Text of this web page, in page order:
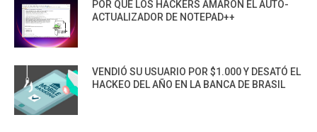
POR QUÉ LOS HACKERS AMARON EL AUTO-
ACTUALIZADOR DE NOTEPAD++
VENDIÓ SU USUARIO POR $1.000 Y DESATÓ EL
HACKEO DEL AÑO EN LA BANCA DE BRASIL